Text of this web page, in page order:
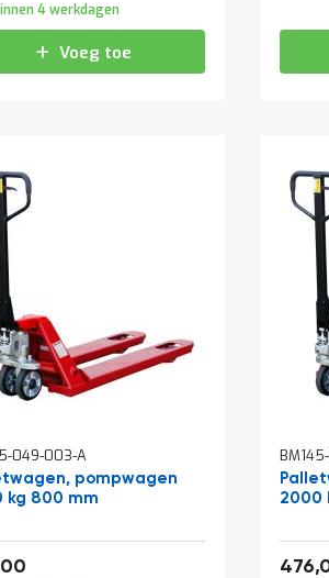
4 werkdagen
Voeg toe
049-003-A
pompwagen
kg 800 mm
2000